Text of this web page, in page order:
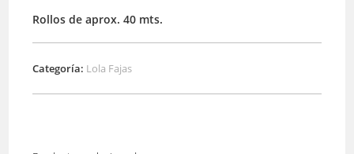
Rollos de aprox. 40 mts.
Categoría: Lola Fajas